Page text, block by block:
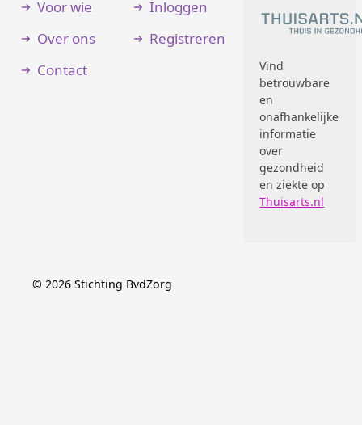
Voor wie
Over ons
Contact
Inloggen
Registreren
Vind
betrouwbare
en
onafhankelijke
informatie
over
gezondheid
en ziekte op
Thuisarts.nl
© 2026 Stichting BvdZorg